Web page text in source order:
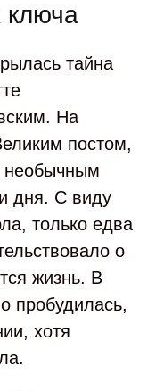
ключа
тайна
На
постом,
необычным
дня. С виду
только едва
о
жизнь. В
пробудилась,
хотя